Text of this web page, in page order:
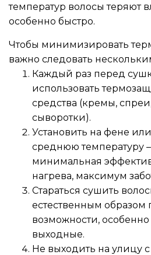
температур волосы теряют
особенно быстро.
Чтобы минимизировать
важно следовать
Каждый раз перед
использовать
средства (кремы,
сыворотки).
Установить на фене
среднюю температуру –
минимальная
нагрева, максимум
Стараться сушить
естественным образом
возможности, особенно
выходные.
Не выходить на улицу